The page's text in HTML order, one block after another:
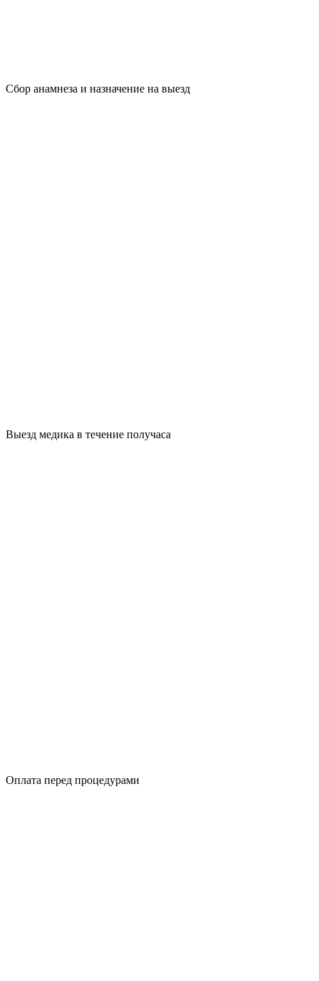
Сбор анамнеза и назначение на выезд
Выезд медика в течение получаса
Оплата перед процедурами